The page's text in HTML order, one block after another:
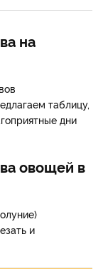
на
таблицу,
дни
овощей в
и